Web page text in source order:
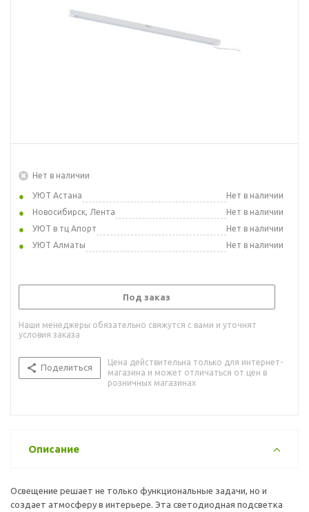
Нет в наличии
УЮТ Астана
Нет в наличии
Новосибирск, Лента
Нет в наличии
УЮТ в тц Апорт
Нет в наличии
УЮТ Алматы
Нет в наличии
Под заказ
Наши менеджеры обязательно свяжутся с вами и уточнят
условия заказа
Поделиться
Цена действительна только для интернет-
магазина и может отличаться от цен в
розничных магазинах
Описание
Освещение решает не только функциональные задачи, но и
создает атмосферу в интерьере. Эта светодиодная подсветка